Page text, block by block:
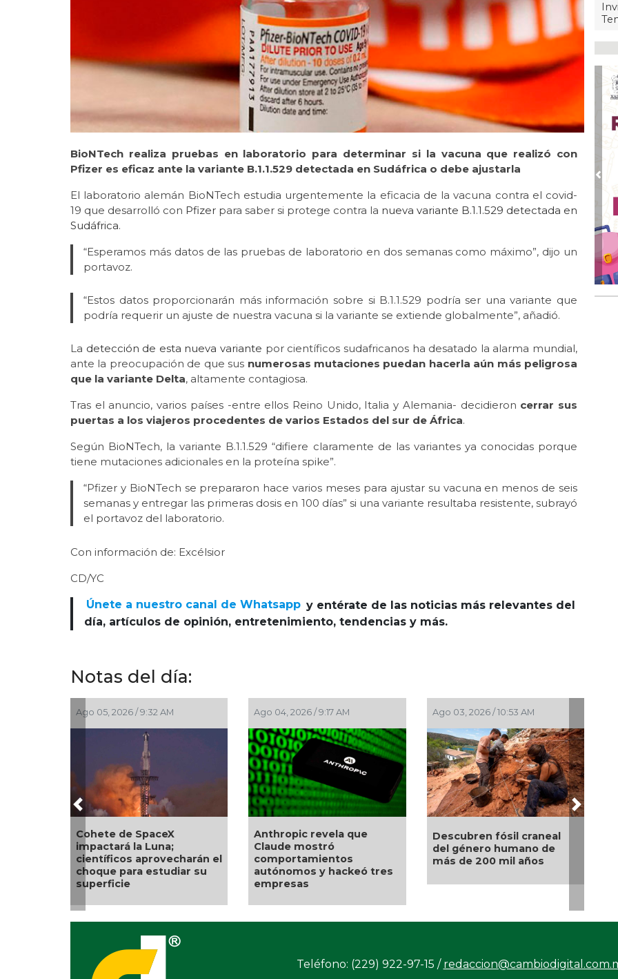
BioNTech realiza pruebas en laboratorio para determinar si la vacuna que realizó con
Pfizer es eficaz ante la variante B.1.1.529 detectada en Sudáfrica o debe ajustarla
El laboratorio alemán BioNTech estudia urgentemente la eficacia de la vacuna contra el covid-
19 que desarrolló con Pfizer para saber si protege contra la nueva variante B.1.1.529 detectada en
Sudáfrica.
“Esperamos más datos de las pruebas de laboratorio en dos semanas como máximo”, dijo un
portavoz.
“Estos datos proporcionarán más información sobre si B.1.1.529 podría ser una variante que
podría requerir un ajuste de nuestra vacuna si la variante se extiende globalmente”, añadió.
La detección de esta nueva variante por científicos sudafricanos ha desatado la alarma mundial,
ante la preocupación de que sus numerosas mutaciones puedan hacerla aún más peligrosa
que la variante Delta, altamente contagiosa.
Tras el anuncio, varios países -entre ellos Reino Unido, Italia y Alemania- decidieron cerrar sus
puertas a los viajeros procedentes de varios Estados del sur de África.
Según BioNTech, la variante B.1.1.529 “difiere claramente de las variantes ya conocidas porque
tiene mutaciones adicionales en la proteína spike”.
“Pfizer y BioNTech se prepararon hace varios meses para ajustar su vacuna en menos de seis
semanas y entregar las primeras dosis en 100 días” si una variante resultaba resistente, subrayó
el portavoz del laboratorio.
Con información de: Excélsior
CD/YC
Únete a nuestro canal de Whatsapp y entérate de las noticias más relevantes del
día, artículos de opinión, entretenimiento, tendencias y más.
Notas del día:
aprovecharán el
para estudiar su
Ago 04, 2026 / 9:17 AM
Anthropic revela que
Claude mostró
comportamientos
autónomos y hackeó tres
Ago 03, 2026 / 10:53 AM
Descubren fósil craneal
del género humano de
más de 200 mil años
Jul 30, 2026 / 10:25 AM
SecureDNA: el sistema
que busca frenar la
próxima pandemia antes
Previous Next
Teléfono: (229) 922-97-15 /